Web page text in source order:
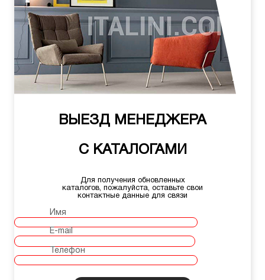
ВЫЕЗД МЕНЕДЖЕРА
С КАТАЛОГАМИ
Для получения обновленных
каталогов, пожалуйста, оставьте свои
контактные данные для связи
Имя
E-mail
Телефон